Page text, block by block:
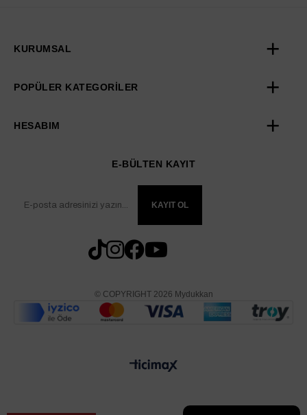
KURUMSAL
POPÜLER KATEGORİLER
HESABIM
E-BÜLTEN KAYIT
KAYIT OL
© COPYRIGHT 2026 Mydukkan